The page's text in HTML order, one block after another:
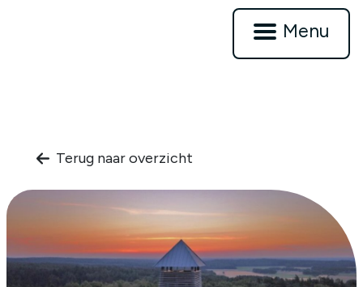
Menu
Terug naar overzicht